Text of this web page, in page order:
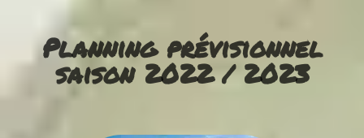
Planning prévisionnel
saison 2022 / 2023